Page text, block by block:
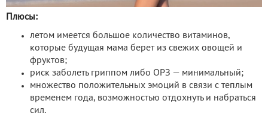
Плюсы:
летом имеется большое количество витаминов,
которые будущая мама берет из свежих овощей и
фруктов;
риск заболеть гриппом либо ОРЗ — минимальный;
множество положительных эмоций в связи с теплым
временем года, возможностью отдохнуть и набраться
сил.